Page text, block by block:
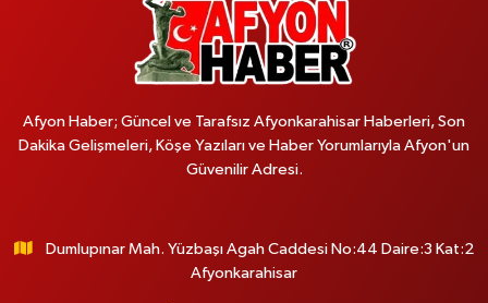
Afyon Haber; Güncel ve Tarafsız Afyonkarahisar Haberleri, Son
Dakika Gelişmeleri, Köşe Yazıları ve Haber Yorumlarıyla Afyon'un
Güvenilir Adresi.
Dumlupınar Mah. Yüzbaşı Agah Caddesi No:44 Daire:3 Kat:2
Afyonkarahisar